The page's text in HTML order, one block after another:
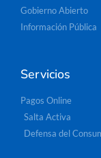
Gobierno Abierto
Información Pública
Servicios
Pagos Online
Salta Activa
Defensa del